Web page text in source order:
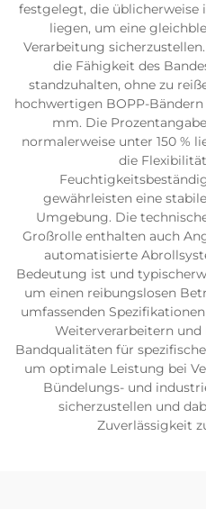
festgelegt, die üblicherweise
liegen, um eine
Verarbeitung
die Fähigkeit des
standzuhalten, ohne zu
hochwertigen BOPP-
mm. Die
normalerweise unter 150 %
die
gewährleisten eine
Umgebung. Die
Großrolle enthalten auch
automatisierte
Bedeutung ist und
um einen reibungslosen
umfassenden
Weiterverarbeitern
Bandqualitäten für
um optimale Leistung bei
Bündelungs- und
sicherzustellen und
Zuverlässigkeit